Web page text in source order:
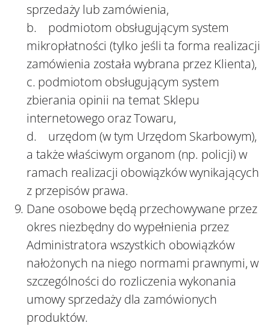
sprzedaży lub zamówienia,
b. podmiotom obsługującym system
mikropłatności (tylko jeśli ta forma realizacji
zamówienia została wybrana przez Klienta),
c. podmiotom obsługującym system
zbierania opinii na temat Sklepu
internetowego oraz Towaru,
d. urzędom (w tym Urzędom Skarbowym),
a także właściwym organom (np. policji) w
ramach realizacji obowiązków wynikających
z przepisów prawa.
Dane osobowe będą przechowywane przez
okres niezbędny do wypełnienia przez
Administratora wszystkich obowiązków
nałożonych na niego normami prawnymi, w
szczególności do rozliczenia wykonania
umowy sprzedaży dla zamówionych
produktów.